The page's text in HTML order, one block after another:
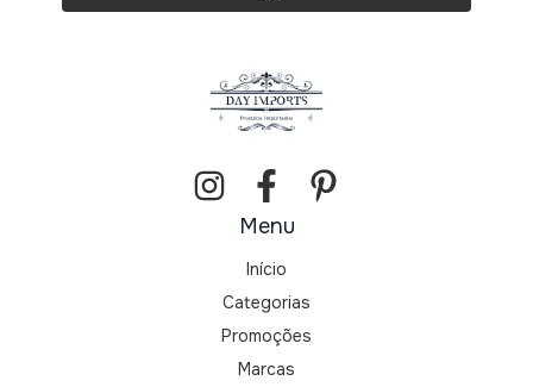
Menu
Início
Categorias
Promoções
Marcas